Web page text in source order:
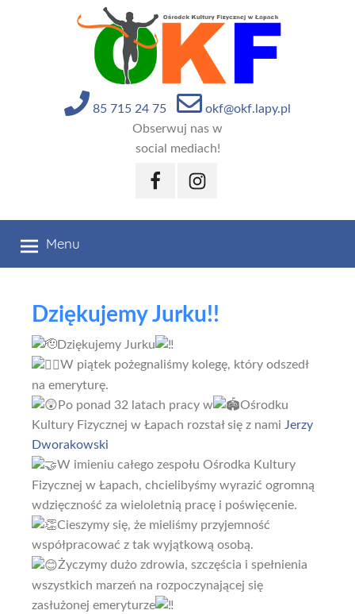
85 715 24 75
okf@okf.lapy.pl
Obserwuj nas w
social mediach!
FacebookInstagram
Menu
Dziękujemy Jurku!!
Dziękujemy Jurku
W piątek pożegnaliśmy kolegę, który odszedł
na emeryturę.
Po ponad 32 latach pracy w
Ośrodku
Kultury Fizycznej w Łapach rozstał się z nami Jerzy
Dworakowski
W imieniu całego zespołu Ośrodka Kultury
Fizycznej w Łapach, chcielibyśmy wyrazić ogromną
wdzięczność za wieloletnią pracę i poświęcenie.
Cieszymy się, że mieliśmy przyjemność
współpracować z tak wyjątkową osobą.
Życzymy dużo zdrowia, szczęścia i spełnienia
wszystkich marzeń na rozpoczynającej się
zasłużonej emeryturze